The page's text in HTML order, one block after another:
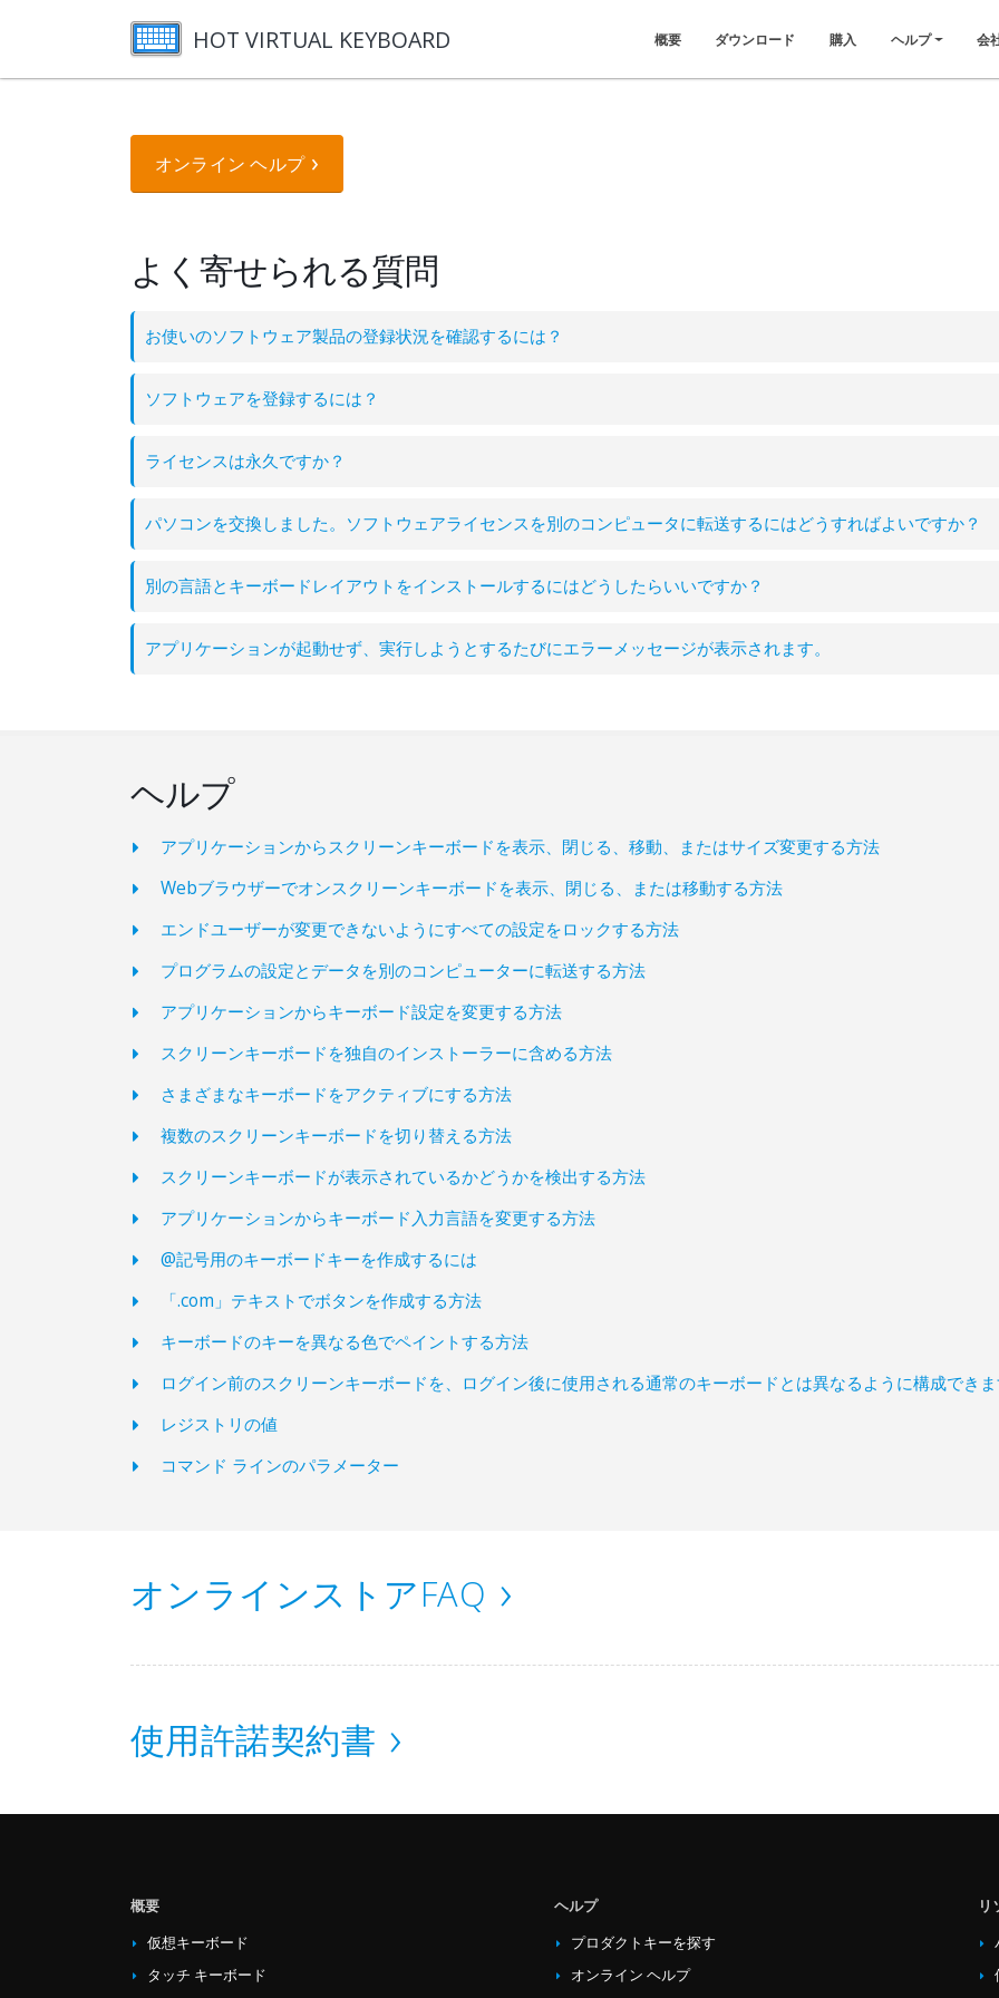
HOT VIRTUAL KEYBOARD 概要 ダウンロード 購入 ヘルプ 会
オンライン ヘルプ
よく寄せられる質問
お使いのソフトウェア製品の登録状況を確認するには？
ソフトウェアを登録するには？
ライセンスは永久ですか？
パソコンを交換しました。ソフトウェアライセンスを別のコンピュータに転送するにはどうすればよいですか？
別の言語とキーボードレイアウトをインストールするにはどうしたらいいですか？
アプリケーションが起動せず、実行しようとするたびにエラーメッセージが表示されます。
ヘルプ
アプリケーションからスクリーンキーボードを表示、閉じる、移動、またはサイズ変更する方法
Webブラウザーでオンスクリーンキーボードを表示、閉じる、または移動する方法
エンドユーザーが変更できないようにすべての設定をロックする方法
プログラムの設定とデータを別のコンピューターに転送する方法
アプリケーションからキーボード設定を変更する方法
スクリーンキーボードを独自のインストーラーに含める方法
さまざまなキーボードをアクティブにする方法
複数のスクリーンキーボードを切り替える方法
スクリーンキーボードが表示されているかどうかを検出する方法
アプリケーションからキーボード入力言語を変更する方法
@記号用のキーボードキーを作成するには
「.com」テキストでボタンを作成する方法
キーボードのキーを異なる色でペイントする方法
ログイン前のスクリーンキーボードを、ログイン後に使用される通常のキーボードとは異なるように構成でき
レジストリの値
コマンド ラインのパラメーター
オンラインストアFAQ
使用許諾契約書
概要
仮想キーボード
タッチ キーボード
ヘルプ
プロダクトキーを探す
オンライン ヘルプ
リ